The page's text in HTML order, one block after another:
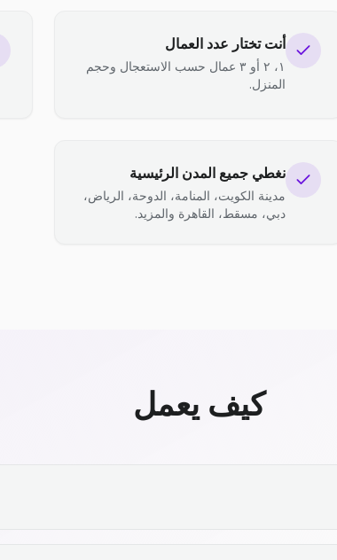
أنت تختار عدد العمال
١، ٢ أو ٣ عمال حسب الاستعجال وحجم
المنزل.
نغطي جميع المدن الرئيسية
مدينة الكويت، المنامة، الدوحة، الرياض،
دبي، مسقط، القاهرة والمزيد.
كيف يعمل